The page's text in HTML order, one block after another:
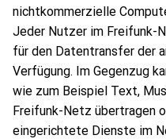
nichtkommerzielle
Jeder Nutzer im Freifunk-
für den Datentransfer der
Verfügung. Im Gegenzug
wie zum Beispiel Text,
Freifunk-Netz übertragen
eingerichtete Dienste im